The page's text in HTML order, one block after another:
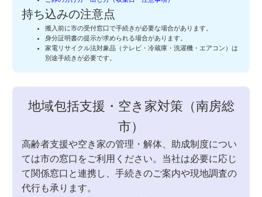
持ち込みの注意点
搬入前に市の受付窓口で手続きが必要な場合があります。
身分証明書の提示が求められる場合があります。
家電リサイクル法対象品（テレビ・冷蔵庫・洗濯機・エアコン）は
別途手続きが必要です。
地域包括支援・空き家対策（南房総
市）
高齢者支援や空き家の管理・解体、助成制度につい
ては市の窓口をご利用ください。当社は必要に応じ
て関係窓口と連携し、手続きのご案内や現地調査の
代行も承ります。